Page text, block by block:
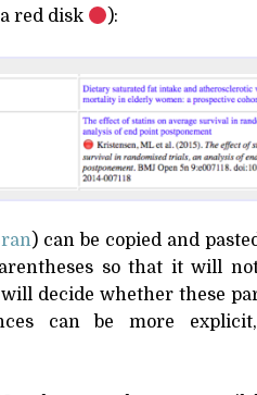
red disk ):
) can be copied and
so that it will
will decide whether these
can be more